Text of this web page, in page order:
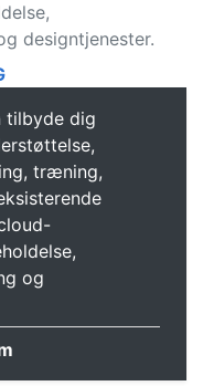
designtjenester.
tilbyde dig
træning,
og